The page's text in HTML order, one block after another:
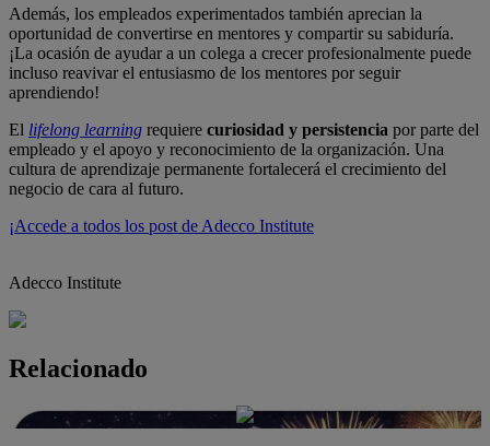
Además, los empleados experimentados también aprecian la
oportunidad de convertirse en mentores y compartir su sabiduría.
¡La ocasión de ayudar a un colega a crecer profesionalmente puede
incluso reavivar el entusiasmo de los mentores por seguir
aprendiendo!
El lifelong learning requiere curiosidad y persistencia por parte del
empleado y el apoyo y reconocimiento de la organización. Una
cultura de aprendizaje permanente fortalecerá el crecimiento del
negocio de cara al futuro.
¡Accede a todos los post de Adecco Institute
Adecco Institute
Relacionado